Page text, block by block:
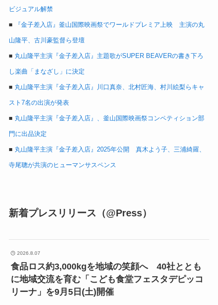
ビジュアル解禁
■ 『金子差入店』釜山国際映画祭でワールドプレミア上映 主演の丸
山隆平、古川豪監督ら登壇
■ 丸山隆平主演『金子差入店』主題歌がSUPER BEAVERの書き下ろ
し楽曲「まなざし」に決定
■ 丸山隆平主演『金子差入店』川口真奈、北村匠海、村川絵梨らキャ
スト7名の出演が発表
■ 丸山隆平主演『金子差入店』、釜山国際映画祭コンペティション部
門に出品決定
■ 丸山隆平主演『金子差入店』2025年公開 真木よう子、三浦綺羅、
寺尾聰が共演のヒューマンサスペンス
新着プレスリリース（@Press）
2026.8.07
食品ロス約3,000kgを地域の笑顔へ 40社ととも
に地域交流を育む「こども食堂フェスタデピッコ
リーナ」を9月5日(土)開催